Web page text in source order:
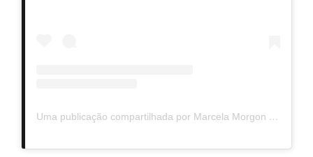
Uma publicação compartilhada por Marcela Morgon (@marcelamorgon)